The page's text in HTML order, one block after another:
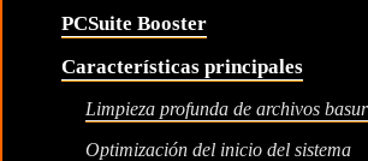
PCSuite Booster
Características principales
Limpieza profunda de archivos
Optimización del inicio del sistema